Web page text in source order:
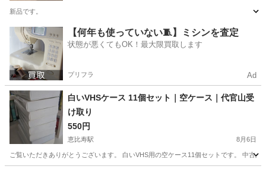
新品です。
東京 大田区 大森駅 CD
【何年も使っていない🧵】ミシンを査定
状態が悪くてもOK！最大限買取します
プリフラ Ad
白いVHSケース 11個セット｜空ケース｜代官山受
け取り
550円
恵比寿駅 8月6日
ご覧いただきありがとうございます。 白いVHS用の空ケース11個セットです。 中古